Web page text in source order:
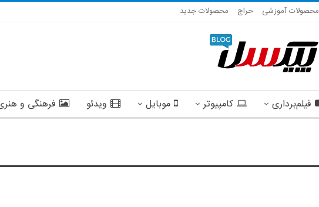
محصولات آموزشی حراج محصولات جدید
فیلم‌برداری کامپیوتر موبایل ویدئو فرهنگی و